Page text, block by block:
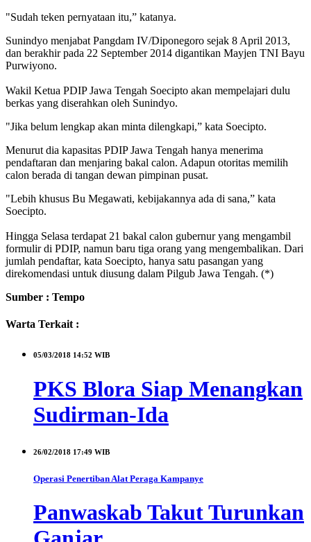
"Sudah teken pernyataan itu,” katanya.
Sunindyo menjabat Pangdam IV/Diponegoro sejak 8 April 2013,
dan berakhir pada 22 September 2014 digantikan Mayjen TNI Bayu
Purwiyono.
Wakil Ketua PDIP Jawa Tengah Soecipto akan mempelajari dulu
berkas yang diserahkan oleh Sunindyo.
"Jika belum lengkap akan minta dilengkapi,” kata Soecipto.
Menurut dia kapasitas PDIP Jawa Tengah hanya menerima
pendaftaran dan menjaring bakal calon. Adapun otoritas memilih
calon berada di tangan dewan pimpinan pusat.
"Lebih khusus Bu Megawati, kebijakannya ada di sana,” kata
Soecipto.
Hingga Selasa terdapat 21 bakal calon gubernur yang mengambil
formulir di PDIP, namun baru tiga orang yang mengembalikan. Dari
jumlah pendaftar, kata Soecipto, hanya satu pasangan yang
direkomendasi untuk diusung dalam Pilgub Jawa Tengah. (*)
Sumber : Tempo
Warta Terkait :
05/03/2018 14:52 WIB
PKS Blora Siap Menangkan
Sudirman-Ida
26/02/2018 17:49 WIB
Operasi Penertiban Alat Peraga Kampanye
Panwaskab Takut Turunkan